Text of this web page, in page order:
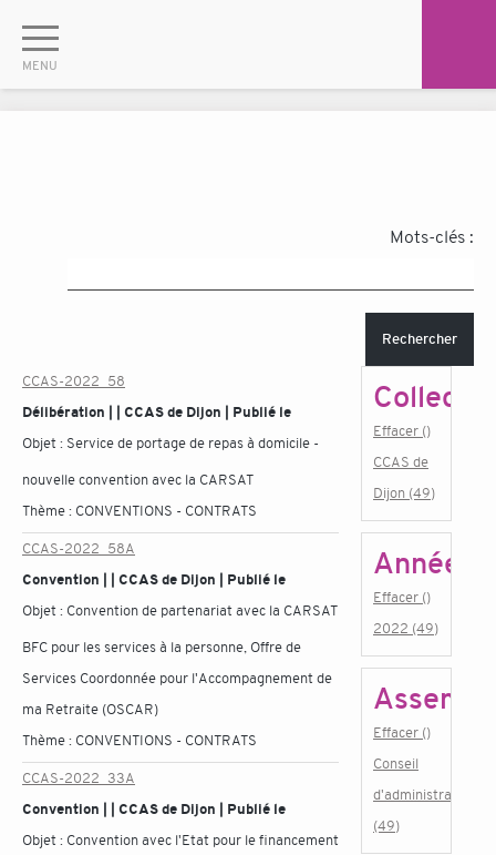
Mots-clés :
Rechercher
CCAS-2022_58
Délibération | | CCAS de Dijon | Publié le
Objet : Service de portage de repas à domicile -
nouvelle convention avec la CARSAT
Thème : CONVENTIONS - CONTRATS
CCAS-2022_58A
Convention | | CCAS de Dijon | Publié le
Objet : Convention de partenariat avec la CARSAT
BFC pour les services à la personne, Offre de
Services Coordonnée pour l'Accompagnement de
ma Retraite (OSCAR)
Thème : CONVENTIONS - CONTRATS
CCAS-2022_33A
Convention | | CCAS de Dijon | Publié le
Objet : Convention avec l'Etat pour le financement
Effacer ()
CCAS de
Dijon (49)
Année
Effacer ()
2022 (49)
Effacer ()
Conseil
d'administration
(49)